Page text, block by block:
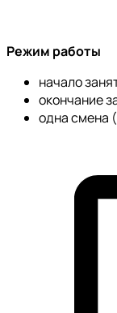
Режим работы
начало
окончание
одна смена